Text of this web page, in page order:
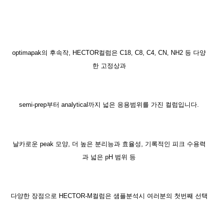
optimapak의 후속작, HECTOR컬럼은 C18, C8, C4, CN, NH2 등 다양
한 고정상과
semi-prep부터 analytical까지 넓은 응용범위를 가진 컬럼입니다.
날카로운 peak 모양, 더 높은 분리능과 효율성, 기록적인 피크 수용력
과 넓은 pH 범위 등
다양한 장점으로 HECTOR-M컬럼은 샘플분석시 여러분의 첫번째 선택